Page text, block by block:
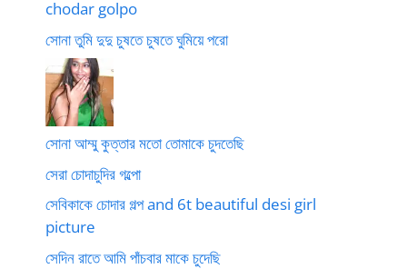
chodar golpo
সোনা তুমি দুদু চুষতে চুষতে ঘুমিয়ে পরো
সোনা আম্মু কুত্তার মতো তোমাকে চুদতেছি
সেরা চোদাচুদির গল্পো
সেবিকাকে চোদার গল্প and 6t beautiful desi girl
picture
সেদিন রাতে আমি পাঁচবার মাকে চুদেছি